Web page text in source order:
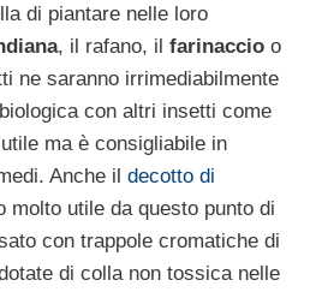
di piantare nelle loro
, il rafano, il farinaccio o
ne saranno irrimediabilmente
con altri insetti come
ma è consigliabile in
Anche il decotto di
molto utile da questo punto di
con trappole cromatiche di
di colla non tossica nelle